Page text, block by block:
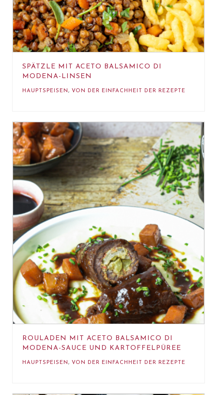
SPÄTZLE MIT ACETO BALSAMICO DI
MODENA-LINSEN
HAUPTSPEISEN, VON DER EINFACHHEIT DER REZEPTE
ROULADEN MIT ACETO BALSAMICO DI
MODENA-SAUCE UND KARTOFFELPÜREE
HAUPTSPEISEN, VON DER EINFACHHEIT DER REZEPTE